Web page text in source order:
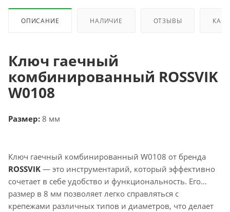
ОПИСАНИЕ НАЛИЧИЕ ОТЗЫВЫ КАК
Ключ гаечный
комбинированный ROSSVIK
W0108
Размер: 8 мм
Ключ гаечный комбинированный W0108 от бренда
ROSSVIK — это инструментарий, который эффективно
сочетает в себе удобство и функциональность. Его
размер в 8 мм позволяет легко справляться с
крепежами различных типов и диаметров, что делает